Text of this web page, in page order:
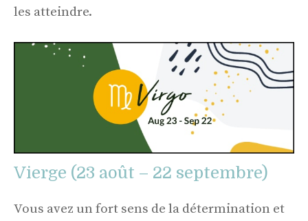
les atteindre.
Vierge (23 août – 22 septembre)
Vous avez un fort sens de la détermination et